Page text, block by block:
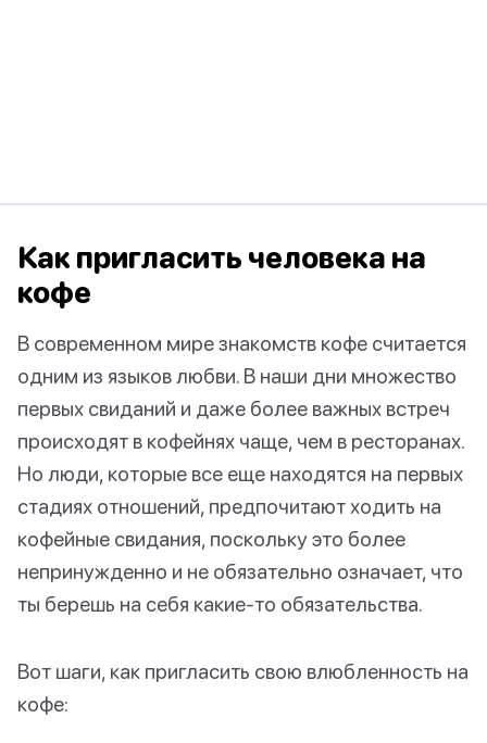
Как пригласить человека на
кофе
В современном мире знакомств кофе считается
одним из языков любви. В наши дни множество
первых свиданий и даже более важных встреч
происходят в кофейнях чаще, чем в ресторанах.
Но люди, которые все еще находятся на первых
стадиях отношений, предпочитают ходить на
кофейные свидания, поскольку это более
непринужденно и не обязательно означает, что
ты берешь на себя какие-то обязательства.
Вот шаги, как пригласить свою влюбленность на
кофе: